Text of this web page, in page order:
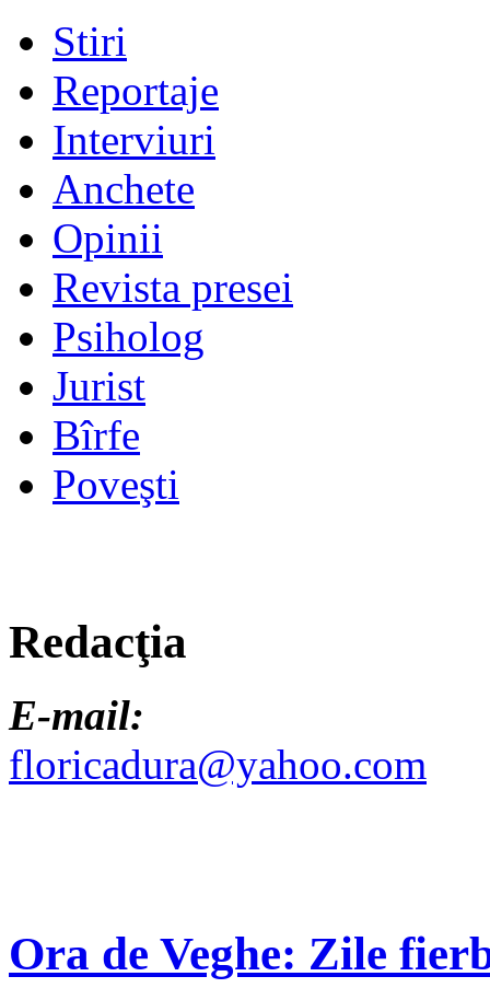
Stiri
Reportaje
Interviuri
Anchete
Opinii
Revista presei
Psiholog
Jurist
Bîrfe
Poveşti
Redacţia
E-mail:
floricadura@yahoo.com
Ora de Veghe: Zile